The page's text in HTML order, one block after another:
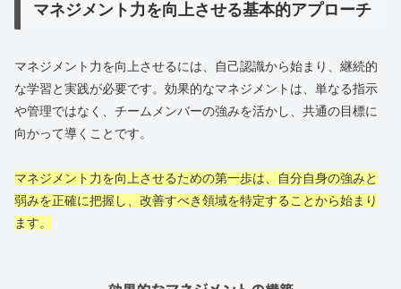
マネジメント力を向上させる基本的アプローチ
マネジメント力を向上させるには、自己認識から始まり、継続的
な学習と実践が必要です。効果的なマネジメントは、単なる指示
や管理ではなく、チームメンバーの強みを活かし、共通の目標に
向かって導くことです。
マネジメント力を向上させるための第一歩は、自分自身の強みと
弱みを正確に把握し、改善すべき領域を特定することから始まり
ます。